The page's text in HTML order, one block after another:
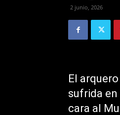
2 junio, 2026
El
sufrida en
cara al